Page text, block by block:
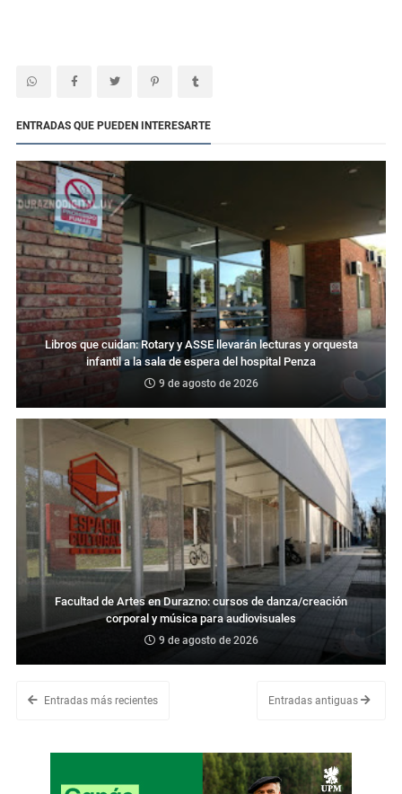
ENTRADAS QUE PUEDEN INTERESARTE
Libros que cuidan: Rotary y ASSE llevarán lecturas y orquesta
infantil a la sala de espera del hospital Penza
9 de agosto de 2026
Facultad de Artes en Durazno: cursos de danza/creación
corporal y música para audiovisuales
9 de agosto de 2026
Entradas más recientes Entradas antiguas